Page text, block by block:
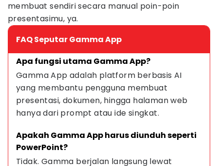
membuat sendiri secara manual poin-poin
presentasimu, ya.
FAQ Seputar Gamma App
Apa fungsi utama Gamma App?
Gamma App adalah platform berbasis AI
yang membantu pengguna membuat
presentasi, dokumen, hingga halaman web
hanya dari prompt atau ide singkat.
Apakah Gamma App harus diunduh seperti
PowerPoint?
Tidak. Gamma berjalan langsung lewat